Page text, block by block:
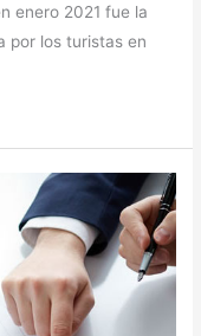
enero 2021 fue la
por los turistas en